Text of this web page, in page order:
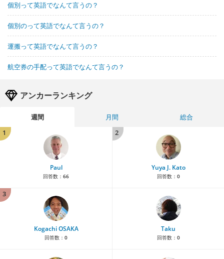
個別って英語でなんて言うの？
個別のって英語でなんて言うの？
運搬って英語でなんて言うの？
航空券の手配って英語でなんて言うの？
アンカーランキング
週間 月間
総合
1
Paul
回答数： 66
2
Yuya J. Kato
回答数： 0
3
Kogachi OSAKA
回答数： 0
Taku
回答数： 0